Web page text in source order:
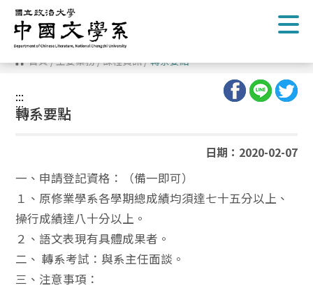
跳
到
主
要
內
容 首頁/主要業務/課程資訊/轉系要點
:::
:::
轉系要點
日期：2020-02-07
一、申請登記資格：（備一即可）
１、原修業學系各學期總成績均須達七十五分以上、
操行成績達八十分以上。
２、語文表現有具體成果者。
二、 轉系考試：與系主任面談。
三、注意事項：